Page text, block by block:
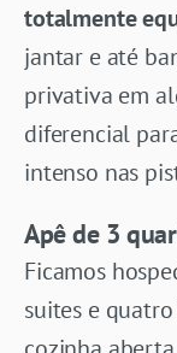
totalmente
jantar e até
privativa em
diferencial
intenso nas
Apê de 3
Ficamos
suites e